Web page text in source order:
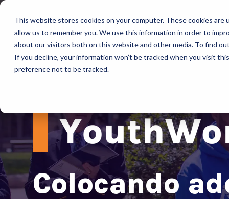
This website stores cookies on your computer. These cookies
allow us to remember you. We use this information in order to
about our visitors both on this website and other media. To find
If you decline, your information won’t be tracked when you visit
preference not to be tracked.
Colocando